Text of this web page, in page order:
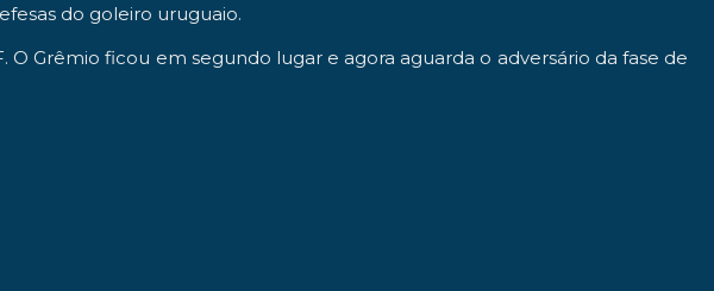
do goleiro uruguaio.
Grêmio ficou em segundo lugar e agora aguarda o adversário da fase de